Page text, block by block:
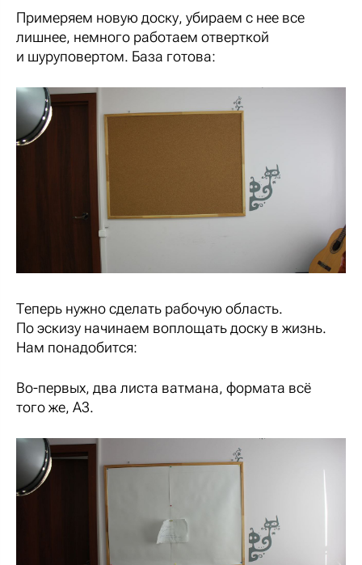
Примеряем новую доску, убираем с нее все
лишнее, немного работаем отверткой
и шуруповертом. База готова:
Теперь нужно сделать рабочую область.
По эскизу начинаем воплощать доску в жизнь.
Нам понадобится:
Во-первых, два листа ватмана, формата всё
того же, А3.